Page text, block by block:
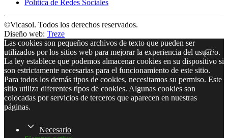
Política de Redes Sociales
©Vicasol. Todos los derechos reservados.
Diseño web: Treze
Las cookies son pequeños archivos de texto que pueden ser
utilizados por los sitios web para mejorar la experiencia del usuario.
La ley establece que podemos almacenar cookies en su dispositivo si
son estrictamente necesarias para el funcionamiento de este sitio.
Para todos los demás tipos de cookies, necesitamos su permiso. Este
sitio utiliza diferentes tipos de cookies. Algunas cookies son
colocadas por servicios de terceros que aparecen en nuestras
páginas.
Necesario